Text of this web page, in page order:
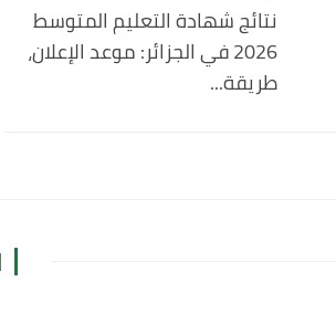
نتائج شهادة التعليم المتوسط
2026 في الجزائر: موعد الإعلان،
طريقة...